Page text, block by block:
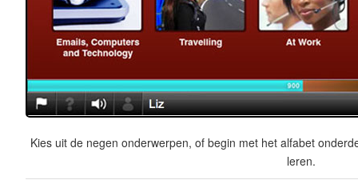
Kies uit de negen onderwerpen, of begin met het alfabet
leren.